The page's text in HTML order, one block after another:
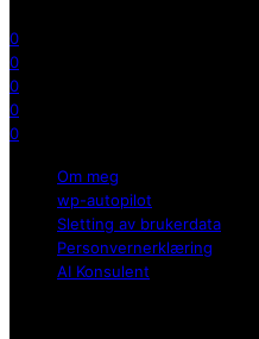
0
0
0
0
0
Om meg
wp-autopilot
Sletting av brukerdata
Personvernerklæring
AI Konsulent